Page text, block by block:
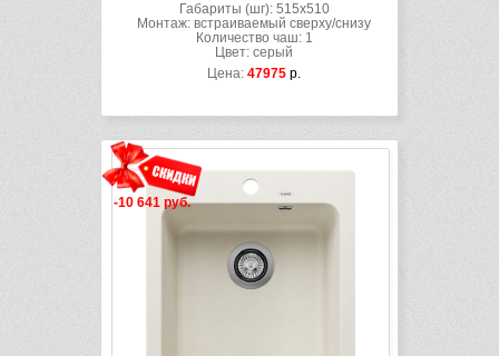
Габариты (шг): 515x510
Монтаж: встраиваемый сверху/снизу
Количество чаш: 1
Цвет: серый
Цена: 47975 р.
-10 641 руб.